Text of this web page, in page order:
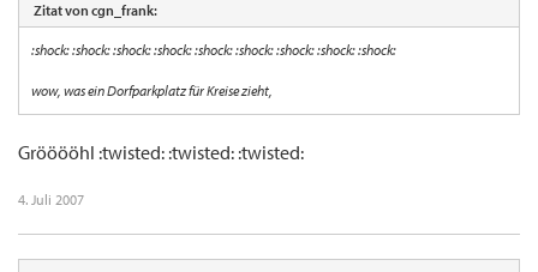
Zitat von cgn_frank:
:shock: :shock: :shock: :shock: :shock: :shock: :shock: :shock: :shock:
wow, was ein Dorfparkplatz für Kreise zieht,
Grööööhl :twisted: :twisted: :twisted:
4. Juli 2007